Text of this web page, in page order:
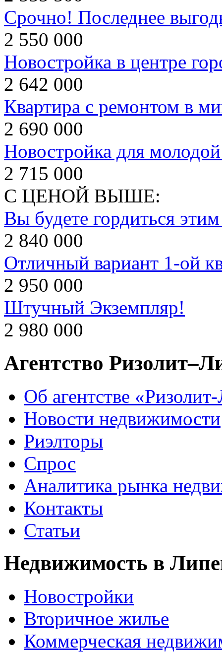
Срочно! Последнее
2 550 000
Новостройка в центре
2 642 000
Квартира с ремонтом в
2 690 000
Новостройка для
2 715 000
С ЦЕНОЙ ВЫШЕ:
Вы будете гордиться
2 840 000
Отличный вариант 1-ой
2 950 000
Штучный Экземпляр!
2 980 000
Агентство
Об агентстве
Новости недвижимости
Риэлторы
Спрос
Аналитика рынка
Контакты
Статьи
Недвижимость в
Новостройки
Вторичное жилье
Коммерческая